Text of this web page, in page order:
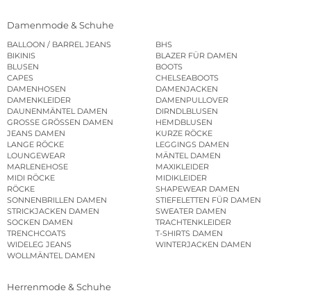
Damenmode & Schuhe
BALLOON / BARREL JEANS
BHS
BIKINIS
BLAZER FÜR DAMEN
BLUSEN
BOOTS
CAPES
CHELSEABOOTS
DAMENHOSEN
DAMENJACKEN
DAMENKLEIDER
DAMENPULLOVER
DAUNENMÄNTEL DAMEN
DIRNDLBLUSEN
GROSSE GRÖSSEN DAMEN
HEMDBLUSEN
JEANS DAMEN
KURZE RÖCKE
LANGE RÖCKE
LEGGINGS DAMEN
LOUNGEWEAR
MÄNTEL DAMEN
MARLENEHOSE
MAXIKLEIDER
MIDI RÖCKE
MIDIKLEIDER
RÖCKE
SHAPEWEAR DAMEN
SONNENBRILLEN DAMEN
STIEFELETTEN FÜR DAMEN
STRICKJACKEN DAMEN
SWEATER DAMEN
SOCKEN DAMEN
TRACHTENKLEIDER
TRENCHCOATS
T-SHIRTS DAMEN
WIDELEG JEANS
WINTERJACKEN DAMEN
WOLLMÄNTEL DAMEN
Herrenmode & Schuhe